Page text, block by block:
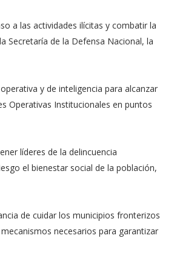
a las actividades ilícitas y combatir la
Secretaría de la Defensa Nacional, la
y de inteligencia para alcanzar
Operativas Institucionales en puntos
líderes de la delincuencia
el bienestar social de la población,
de cuidar los municipios fronterizos
necesarios para garantizar